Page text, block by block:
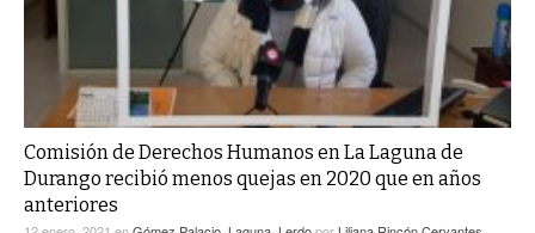
Comisión de Derechos Humanos en La Laguna de
Durango recibió menos quejas en 2020 que en años
anteriores